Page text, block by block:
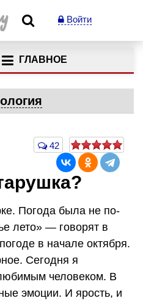
Войти
ГЛАВНОЕ
42
Погода была не по-
лето» — говорят в
в начале октября.
Сегодня я
человеком. В
эмоции. И ярость, и